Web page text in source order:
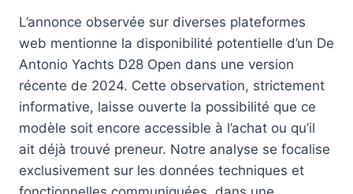
L’annonce observée sur diverses plateformes
web mentionne la disponibilité potentielle d’un De
Antonio Yachts D28 Open dans une version
récente de 2024. Cette observation, strictement
informative, laisse ouverte la possibilité que ce
modèle soit encore accessible à l’achat ou qu’il
ait déjà trouvé preneur. Notre analyse se focalise
exclusivement sur les données techniques et